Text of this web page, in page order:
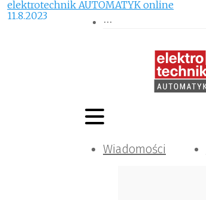
Wiadomości
elektrotechnik AUTOMATYK online
11.8.2023